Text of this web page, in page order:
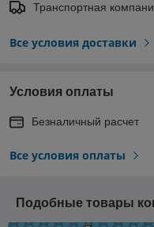
Транспортная
Все условия доставки
Условия оплаты
Безналичный расчет
Все условия оплаты
Подобные товары